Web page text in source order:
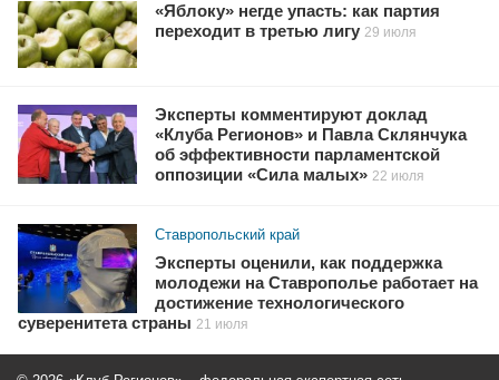
«Яблоку» негде упасть: как партия
переходит в третью лигу 29 июля
Эксперты комментируют доклад
«Клуба Регионов» и Павла Склянчука
об эффективности парламентской
оппозиции «Сила малых» 22 июля
Ставропольский край
Эксперты оценили, как поддержка
молодежи на Ставрополье работает на
достижение технологического
суверенитета страны 21 июля